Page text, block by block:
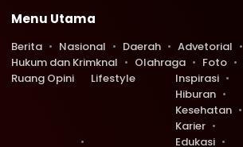
Menu Utama
Berita Nasional Daerah
Advetorial
Hukum dan Krimknal
Olahraga Foto
Ruang Opini
Lifestyle
Inspirasi
Hiburan
Kesehatan
Karier
Edukasi